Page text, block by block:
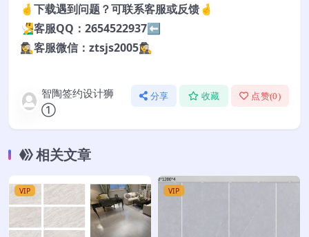
🤞下载遇到问题？可联系客服或反馈🤞
🧏‍♂️客服QQ：2654522937⬅️
🕵️‍♀️客服微信：ztsjs2005🕵️‍♀️
智陶签约设计狮
①
分享 收藏 点赞(0)
相关文章
VIP VIP